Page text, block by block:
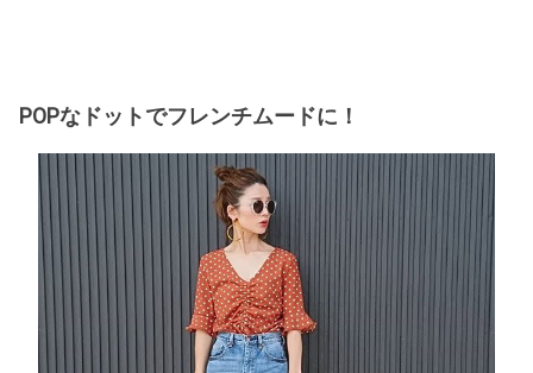
POPなドットでフレンチムードに！